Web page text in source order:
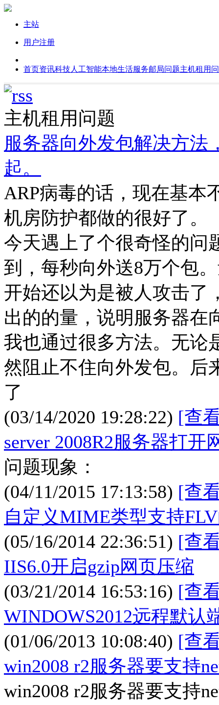
主站
用户注册
首页资讯科技人工智能本地生活服务邮局问题主机租用
主机租用问题
服务器向外发包解决方法
起。
ARP病毒的话，现在基本
机房防护都做的很好了。
今天遇上了个很奇怪的问
到，每秒向外送8万个包
开始还以为是被人攻击了
出的的量，说明服务器在
我也通过很多方法。无论
然阻止不住向外发包。后
了
(03/14/2020 19:28:22) [查
server 2008R2服务器打开
问题现象：
(04/11/2015 17:13:58) [查
自定义MIME类型支持
(05/16/2014 22:36:51) [查
IIS6.0开启gzip网页压缩
(03/21/2014 16:53:16) [查
WINDOWS2012远程默认
(01/06/2013 10:08:40) [查
win2008 r2服务器要支持
win2008 r2服务器要支持